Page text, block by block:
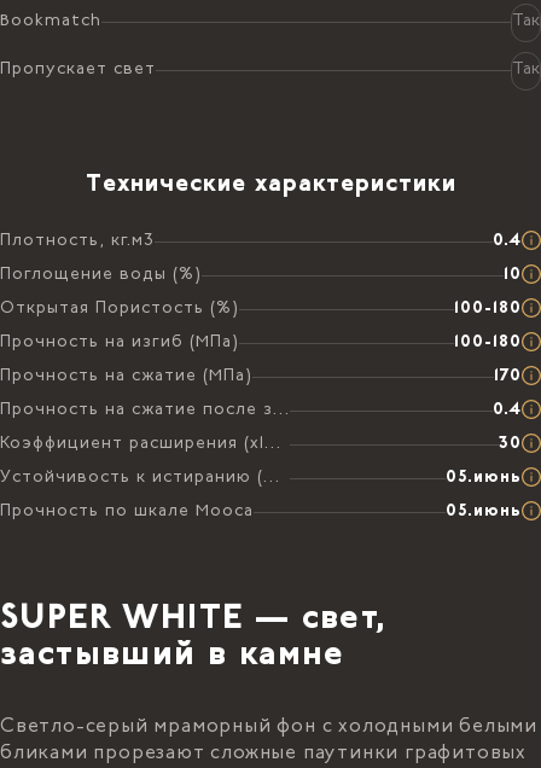
Bookmatch Так
Пропускает свет Так
Технические характеристики
Плотность, кг.м3
0.4
Поглощение воды (%)
10
Открытая Пористость (%)
100-180
Прочность на изгиб (МПа)
100-180
Прочность на сжатие (МПа)
170
Прочность на сжатие после замораживания (МПа)
0.4
Коэффициент расширения (х106 на °C)
30
Устойчивость к истиранию (мм)
05.июнь
Прочность по шкале Мооса
05.июнь
SUPER WHITE — свет,
застывший в камне
Светло-серый мраморный фон с холодными белыми
бликами прорезают сложные паутинки графитовых